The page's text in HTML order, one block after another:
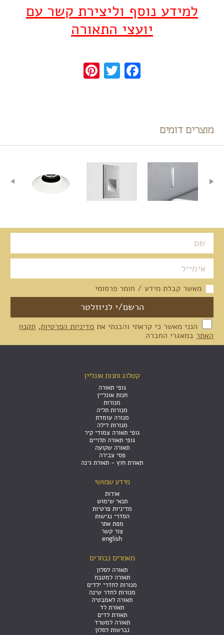
למידע נוסף וליצירת קשר עם
יועצי התאורה
Facebook
Twitter
Pinterest
מוצרים דומים
מאשר קבלת מידע / חומר פרסומי
הנני מאשר כי קראתי והבנתי את מדיניות הפרטיות, תקנון
האתר במאגרי החברה
קטלוג וחנות אונליין
גופי תאורה
חנות אונליין
מנורות
מנורות תליה
מנורה עומדת
מנורות לילה
גופי תאורה צמודי קיר
גופי תאורה תלויים
תאורה שקועה
פסי צבירה
תאורת חוץ - תאורת גינה
מידע שמושי
אודות
תנאי שימוש
מדיניות פרטיות
הסדרי נגישות
מפת אתר
צור קשר
english
מאמרים נבחרים
תאורה לסלון
תאורה למטבח
מנורות לחדרי ילדים
מנורות לחדר שינה
תאורה לאמבטיה
תאורת לד
תאורת לדים
תאורה למשרד
נברשות לסלון